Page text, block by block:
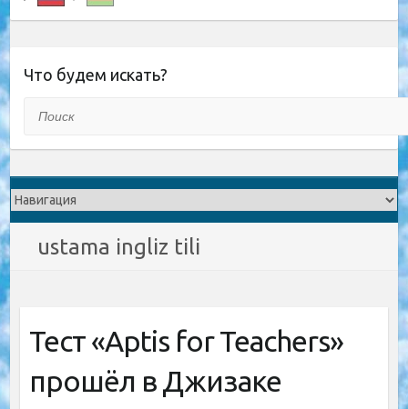
Что будем искать?
ustama ingliz tili
Тест «Aptis for Teachers»
прошёл в Джизаке